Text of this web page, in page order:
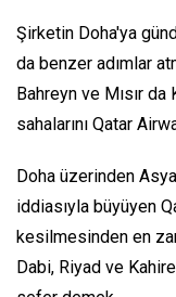
Şirketin Doha'ya
da benzer adımlar
Bahreyn ve Mısır da
sahalarını Qatar
Doha üzerinden
iddiasıyla büyüyen
kesilmesinden en
Dabi, Riyad ve